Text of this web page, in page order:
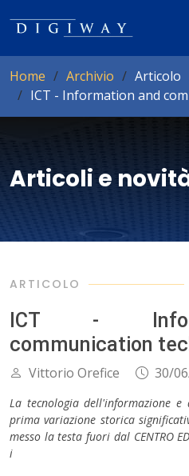
Home Archivio Articolo
ICT - Information and
Articoli e
ARTICOLO
ICT -
communication
Vittorio Orefice 30/
La tecnologia dell'informazione
prima variazione storica
messo la testa fuori dal CENTRO
i